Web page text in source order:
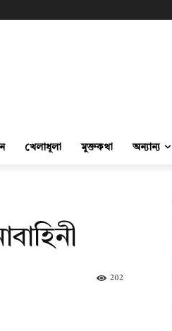
খেলাধূলা মুক্তকথা অন্যান্য
202